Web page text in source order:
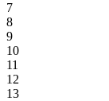
7
8
9
10
11
12
13